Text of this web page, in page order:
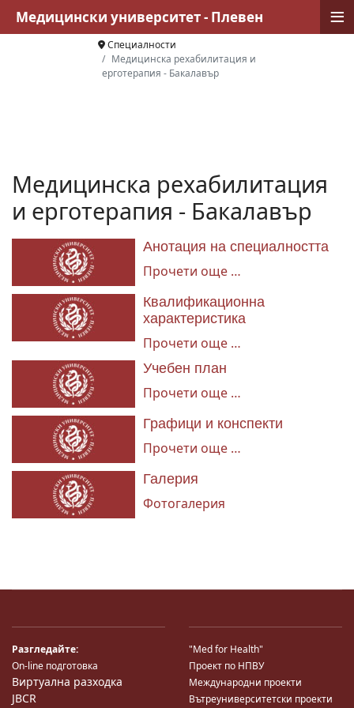
Специалности
Медицинска рехабилитация и
ерготерапия - Бакалавър
Медицинска рехабилитация
и ерготерапия - Бакалавър
Анотация на специалността
Прочети още …
Квалификационна
характеристика
Прочети още …
Учебен план
Прочети още …
Графици и конспекти
Прочети още …
Галерия
Фотогалерия
Разгледайте:
On-line подготовка
Виртуална разходка
JBCR
"Med for Health"
Проект по НПВУ
Международни проекти
Вътреуниверситетски проекти
Медицински университет - Плевен ≡